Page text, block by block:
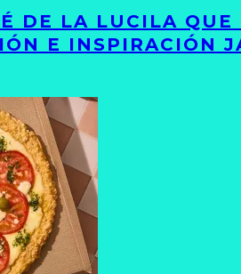
DE LA LUCILA QUE
E INSPIRACIÓN